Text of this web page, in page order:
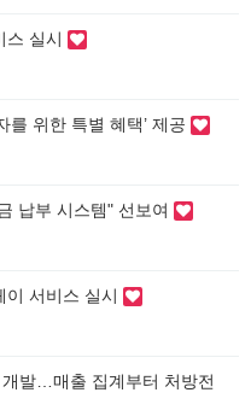
스 실시
를 위한 특별 혜택’ 제공
납부 시스템" 선보여
이 서비스 실시
개발…매출 집계부터 처방전